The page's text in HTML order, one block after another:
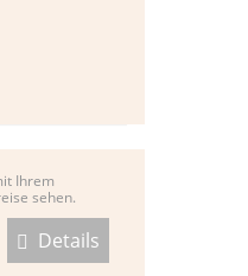
Ihrem
sehen.
Details